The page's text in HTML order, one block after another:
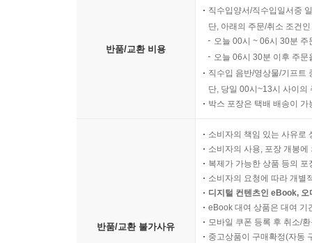
반품/교환 비용
직수입양서/직수입일서중
단, 아래의 주문/취소 조건
오늘 00시 ~ 06시 30분
오늘 06시 30분 이후 주
직수입 음반/영상물/기프트
단, 당일 00시~13시 사이의
박스 포장은 택배 배송이
반품/교환 불가사유
소비자의 책임 있는 사유로
소비자의 사용, 포장 개봉
복제가 가능한 상품 등의
소비자의 요청에 따라 개별
디지털 컨텐츠인 eBook,
eBook 대여 상품은 대여 기
모바일 쿠폰 등록 후 취소/
중고상품이 구매확정(자동